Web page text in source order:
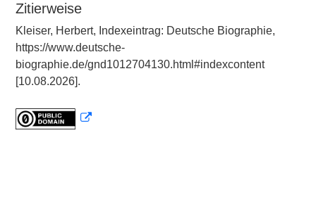
Zitierweise
Kleiser, Herbert, Indexeintrag: Deutsche Biographie,
https://www.deutsche-
biographie.de/gnd1012704130.html#indexcontent
[10.08.2026].